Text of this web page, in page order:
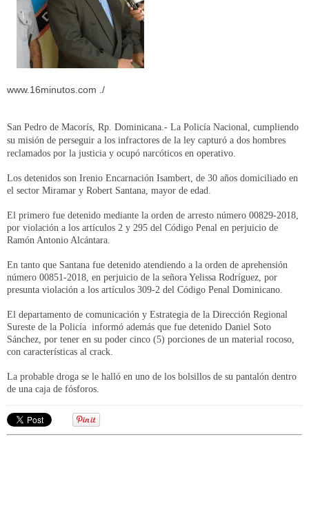
www.16minutos.com ./
San Pedro de Macorís, Rp. Dominicana.- La Policía Nacional, cumpliendo
su misión de perseguir a los infractores de la ley capturó a dos hombres
reclamados por la justicia y ocupó narcóticos en operativo.
Los detenidos son Irenio Encarnación Isambert, de 30 años domiciliado en
el sector Miramar y Robert Santana, mayor de edad.
El primero fue detenido mediante la orden de arresto número 00829-2018,
por violación a los artículos 2 y 295 del Código Penal en perjuicio de
Ramón Antonio Alcántara.
En tanto que Santana fue detenido atendiendo a la orden de aprehensión
número 00851-2018, en perjuicio de la señora Yelissa Rodríguez, por
presunta violación a los artículos 309-2 del Código Penal Dominicano.
El departamento de comunicación y Estrategia de la Dirección Regional
Sureste de la Policía informó además que fue detenido Daniel Soto
Sánchez, por tener en su poder cinco (5) porciones de un material rocoso,
con características al crack.
La probable droga se le halló en uno de los bolsillos de su pantalón dentro
de una caja de fósforos.